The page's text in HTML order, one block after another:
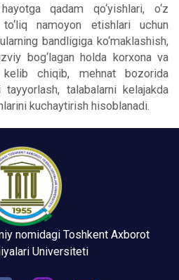
qadam qo‘yishlari, o‘z
namoyon etishlari uchun
bandligiga ko‘maklashish,
bog‘lagan holda korxona va
kelib chiqib, mehnat bozorida
tayyorlash, talabalarni kelajakda
kuchaytirish hisoblanadi.
nomidagi Toshkent Axborot
Universiteti